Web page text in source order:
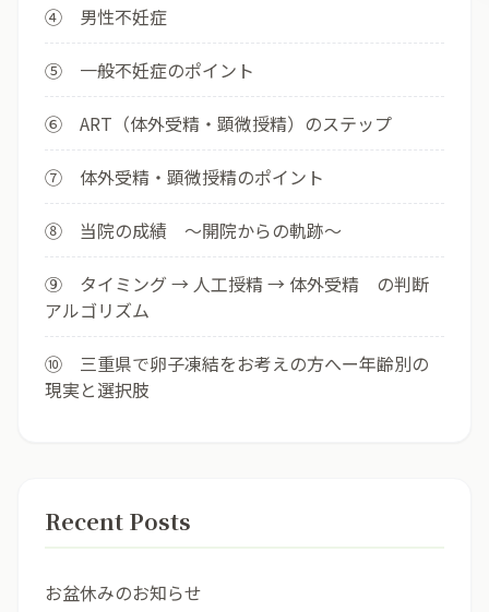
④ 男性不妊症
⑤ 一般不妊症のポイント
⑥ ART（体外受精・顕微授精）のステップ
⑦ 体外受精・顕微授精のポイント
⑧ 当院の成績 ～開院からの軌跡～
⑨ タイミング → 人工授精 → 体外受精 の判断
アルゴリズム
⑩ 三重県で卵子凍結をお考えの方へー年齢別の
現実と選択肢
Recent Posts
お盆休みのお知らせ